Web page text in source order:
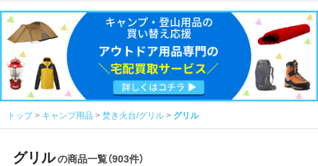
トップ キャンプ用品 焚き火台/グリル グリル
グリルの商品一覧（903件）